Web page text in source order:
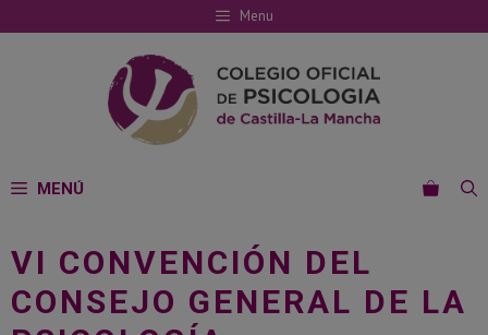
al
Menu
MENÚ
VI CONVENCIÓN DEL
CONSEJO GENERAL DE LA